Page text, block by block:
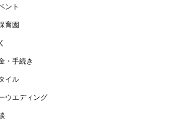
ント
育園
・手続き
イル
ウエディング